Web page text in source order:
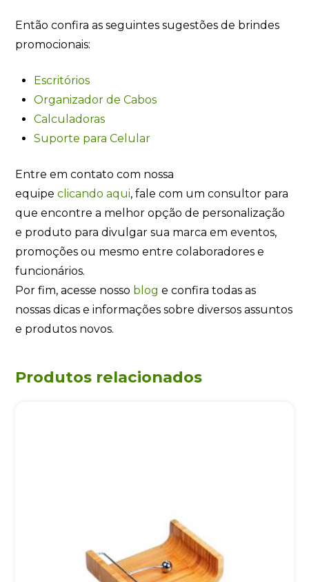
Então confira as seguintes sugestões de brindes
promocionais:
Escritórios
Organizador de Cabos
Calculadoras
Suporte para Celular
Entre em contato com nossa
equipeclicando aqui, fale com um consultor para
que encontre a melhor opção de personalização
e produto para divulgar sua marca em eventos,
promoções ou mesmo entre colaboradores e
funcionários.
Por fim, acesse nosso blog e confira todas as
nossas dicas e informações sobre diversos assuntos
e produtos novos.
Produtos relacionados